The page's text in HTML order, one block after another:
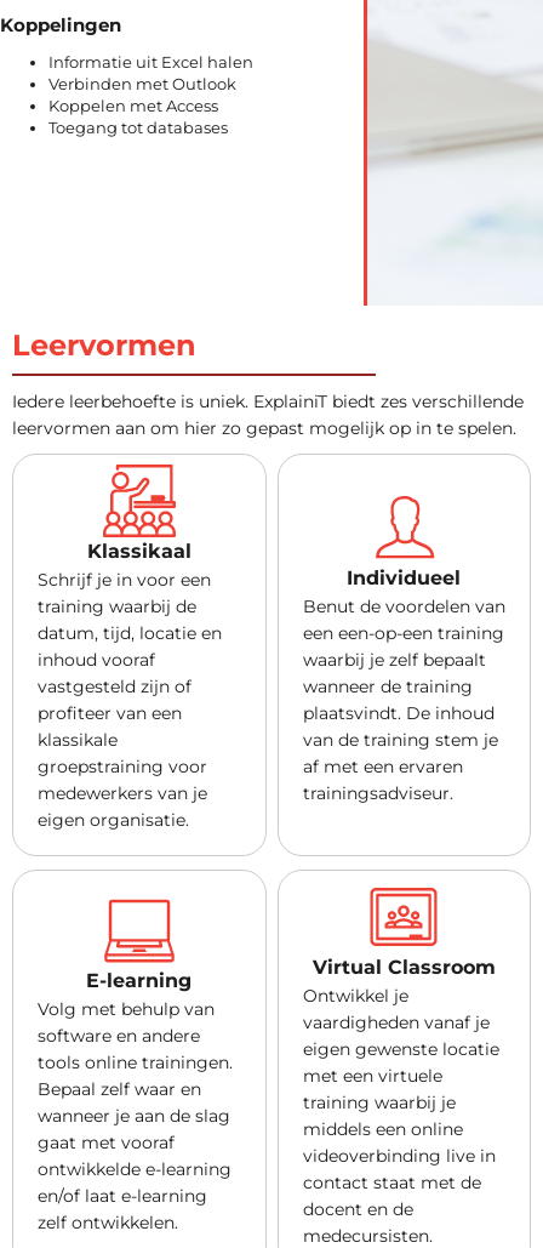
Koppelingen
Informatie uit Excel halen
Verbinden met Outlook
Koppelen met Access
Toegang tot databases
Leervormen
Iedere leerbehoefte is uniek. ExplainiT biedt zes verschillende
leervormen aan om hier zo gepast mogelijk op in te spelen.
Klassikaal
Schrijf je in voor een
training waarbij de
datum, tijd, locatie en
inhoud vooraf
vastgesteld zijn of
profiteer van een
klassikale
groepstraining voor
medewerkers van je
eigen organisatie.
Individueel
Benut de voordelen van
een een-op-een training
waarbij je zelf bepaalt
wanneer de training
plaatsvindt. De inhoud
van de training stem je
af met een ervaren
trainingsadviseur.
E-learning
Volg met behulp van
software en andere
tools online trainingen.
Bepaal zelf waar en
wanneer je aan de slag
gaat met vooraf
ontwikkelde e-learning
en/of laat e-learning
zelf ontwikkelen.
Virtual Classroom
Ontwikkel je
vaardigheden vanaf je
eigen gewenste locatie
met een virtuele
training waarbij je
middels een online
videoverbinding live in
contact staat met de
docent en de
medecursisten.